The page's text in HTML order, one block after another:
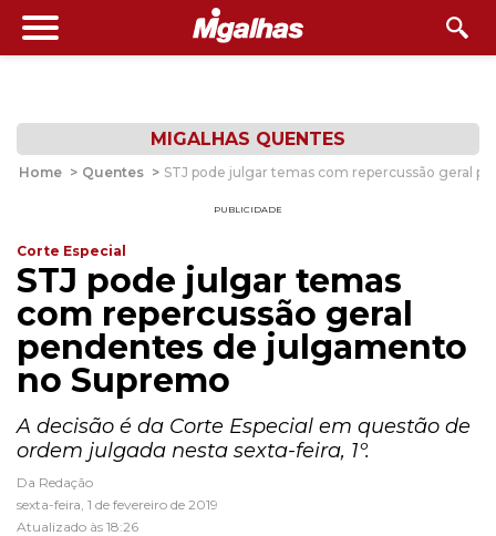
MIGALHAS QUENTES
Home > Quentes > STJ pode julgar temas com repercussão geral
PUBLICIDADE
Corte Especial
STJ pode julgar temas
com repercussão geral
pendentes de julgamento
no Supremo
A decisão é da Corte Especial em questão de
ordem julgada nesta sexta-feira, 1º.
Da Redação
sexta-feira, 1 de fevereiro de 2019
Atualizado às 18:26